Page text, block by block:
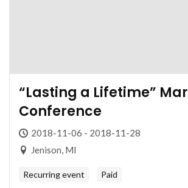
“Lasting a Lifetime”
Conference
2018-11-06 - 2018-11-28
Jenison, MI
Recurring event Paid